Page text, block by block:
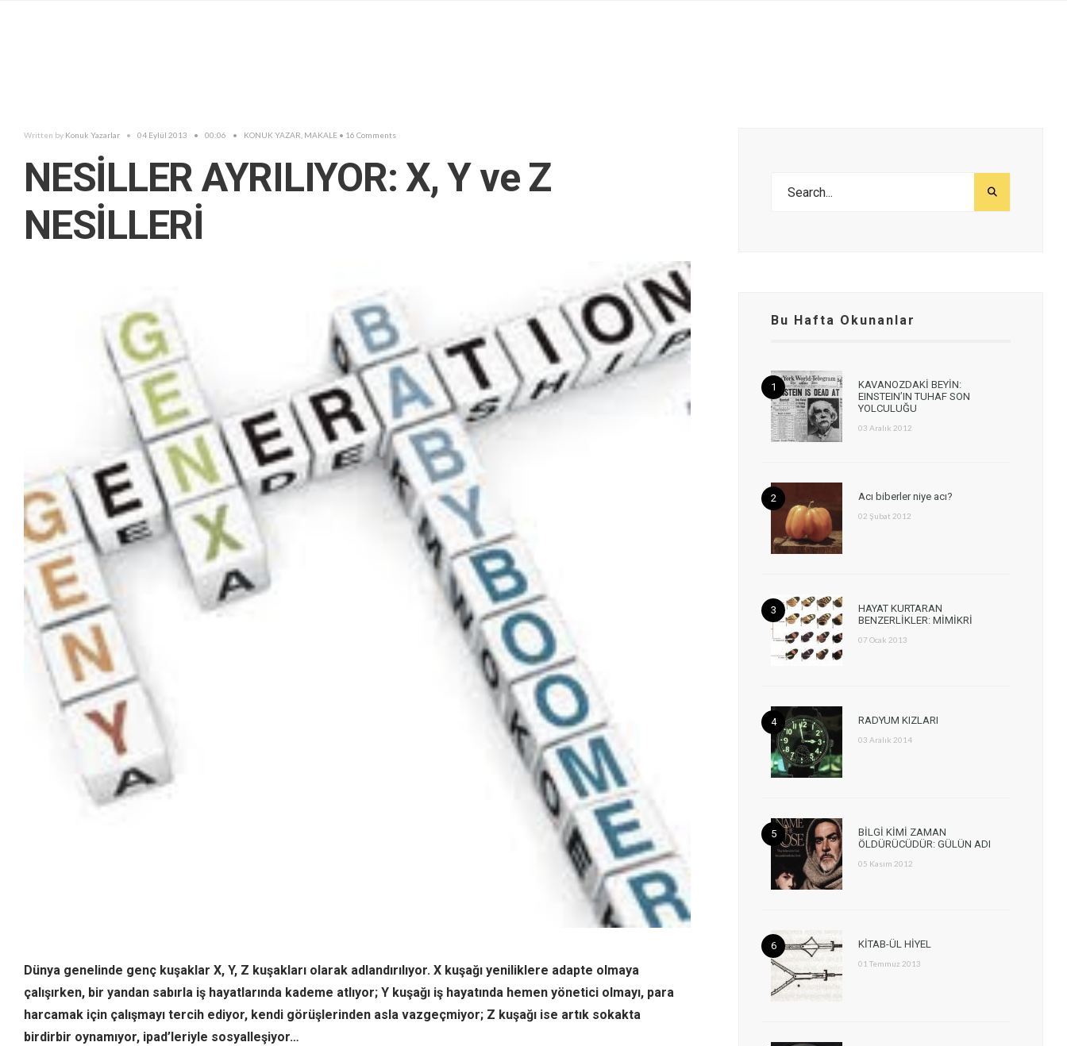
Written by Konuk Yazarlar • 04 Eylül 2013 • 00:06 • KONUK YAZAR MAKALE • 16 Comments
NESİLLER AYRILIYOR: X, Y ve Z
NESİLLERİ
Dünya genelinde genç kuşaklar X, Y, Z kuşakları olarak adlandırılıyor. X kuşağı yeniliklere adapte olmaya
çalışırken, bir yandan sabırla iş hayatlarında kademe atlıyor; Y kuşağı iş hayatında hemen yönetici olmayı, para
harcamak için çalışmayı tercih ediyor, kendi görüşlerinden asla vazgeçmiyor; Z kuşağı ise artık sokakta
birdirbir oynamıyor, ipad’leriyle sosyalleşiyor…
Bu Hafta Okunanlar
KAVANOZDAKİ BEYİN:
EINSTEIN’IN TUHAF SON
YOLCULUĞU
03 Aralık 2012
Acı biberler niye acı?
02 Şubat 2012
HAYAT KURTARAN
BENZERLİKLER: MİMİKRİ
07 Ocak 2013
RADYUM KIZLARI
03 Aralık 2014
BİLGİ KİMİ ZAMAN
ÖLDÜRÜCÜDÜR: GÜLÜN ADI
05 Kasım 2012
KİTAB-ÜL HİYEL
01 Temmuz 2013